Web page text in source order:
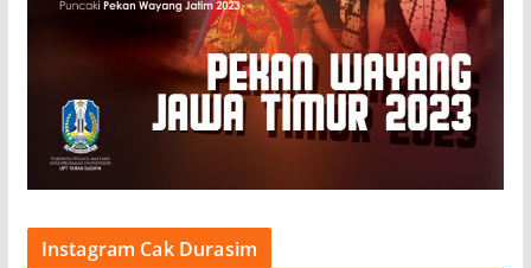
Instagram Cak Durasim